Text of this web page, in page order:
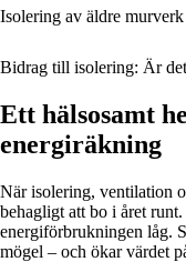
Isolering av äldre
Bidrag till isolering: Är
Ett hälsosamt
energiräkning
När isolering, ventilation
behagligt att bo i året
energiförbrukningen låg.
mögel – och ökar värdet